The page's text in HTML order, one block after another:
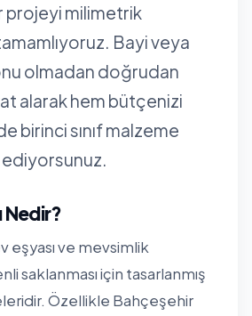
projeyi milimetrik
Bayi veya
olmadan doğrudan
alarak hem bütçenizi
birinci sınıf malzeme
Nedir?
eşyası ve mevsimlik
saklanması için tasarlanmış
Özellikle Bahçeşehir